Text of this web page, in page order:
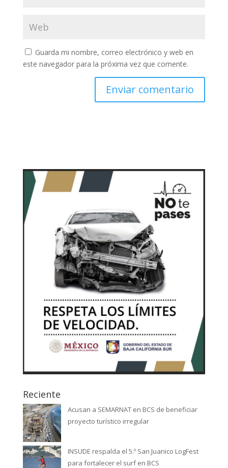
Guarda mi nombre, correo electrónico y web en
este navegador para la próxima vez que comente.
Reciente
Acusan a SEMARNAT en BCS de beneficiar
proyecto turístico irregular
INSUDE respalda el 5.º San Juanico LogFest
para fortalecer el surf en BCS